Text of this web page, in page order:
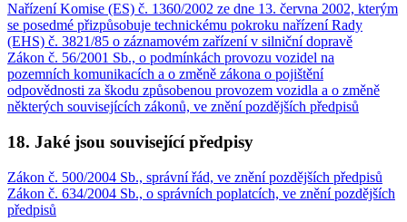
Nařízení Komise (ES) č. 1360/2002 ze dne 13. června 2002, kterým
se posedmé přizpůsobuje technickému pokroku nařízení Rady
(EHS) č. 3821/85 o záznamovém zařízení v silniční dopravě
Zákon č. 56/2001 Sb., o podmínkách provozu vozidel na
pozemních komunikacích a o změně zákona o pojištění
odpovědnosti za škodu způsobenou provozem vozidla a o změně
některých souvisejících zákonů, ve znění pozdějších předpisů
18. Jaké jsou související předpisy
Zákon č. 500/2004 Sb., správní řád, ve znění pozdějších předpisů
Zákon č. 634/2004 Sb., o správních poplatcích, ve znění pozdějších
předpisů